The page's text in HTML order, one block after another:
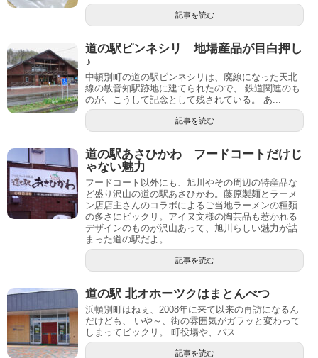
記事を読む
道の駅ピンネシリ 地場産品が目白押し
♪
中頓別町の道の駅ピンネシリは、廃線になった天北
線の敏音知駅跡地に建てられたので、 鉄道関連のも
のが、こうして記念として残されている。 あ...
記事を読む
道の駅あさひかわ フードコートだけじ
ゃない魅力
フードコート以外にも、旭川やその周辺の特産品な
ど盛り沢山の道の駅あさひかわ。藤原製麺とラーメ
ン店店主さんのコラボによるご当地ラーメンの種類
の多さにビックリ。アイヌ文様の陶芸品も惹かれる
デザインのものが沢山あって、旭川らしい魅力が詰
まった道の駅だよ。
記事を読む
道の駅 北オホーツクはまとんべつ
浜頓別町はねぇ、2008年に来て以来の再訪になるん
だけども、 いや～、街の雰囲気がガラッと変わって
しまってビックリ。 町役場や、バス...
記事を読む